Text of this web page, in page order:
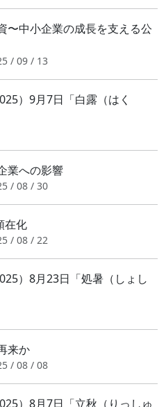
〜中小企業の成長を支える公
/ 09 / 13
）9月7日「白露（はく
業への影響
/ 08 / 30
在化
/ 08 / 22
）8月23日「処暑（しょし
来か
/ 08 / 08
）8月7日「立秋（りっしゅ